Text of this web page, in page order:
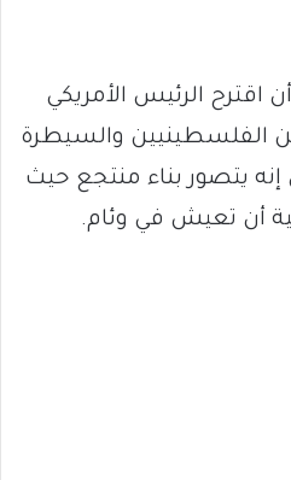
اقترح الرئيس الأمريكي
الفلسطينيين والسيطرة
يتصور بناء منتجع حيث
أن تعيش في وئام.